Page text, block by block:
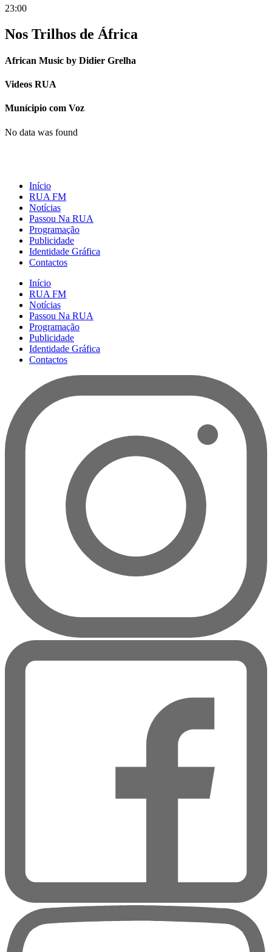
23:00
Nos Trilhos de África
African Music by Didier Grelha
Videos RUA
Munícipio com Voz
No data was found
Início
RUA FM
Notícias
Passou Na RUA
Programação
Publicidade
Identidade Gráfica
Contactos
Início
RUA FM
Notícias
Passou Na RUA
Programação
Publicidade
Identidade Gráfica
Contactos